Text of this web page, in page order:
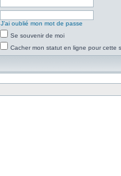
J’ai oublié mon mot de passe
Se souvenir de moi
Cacher mon statut en ligne pour cette